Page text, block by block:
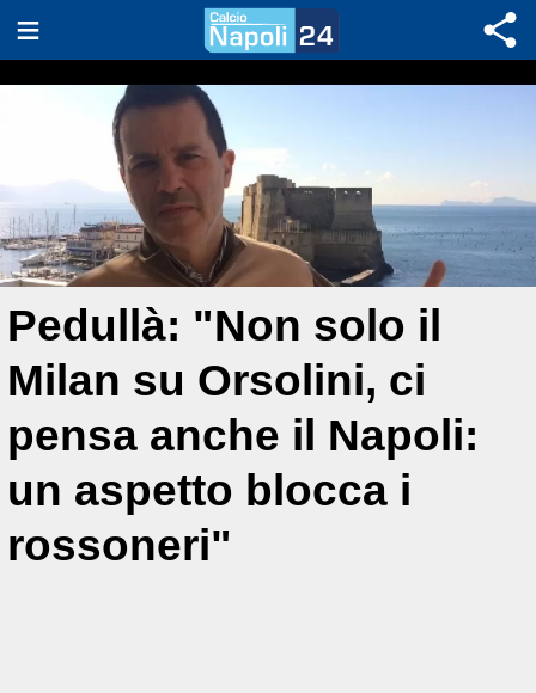
Pedullà: "Non solo il
Milan su Orsolini, ci
pensa anche il Napoli:
un aspetto blocca i
rossoneri"